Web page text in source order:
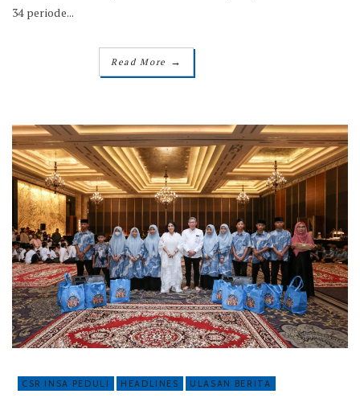
34 periode...
Read More →
CSR INSA PEDULI HEADLINES ULASAN BERITA